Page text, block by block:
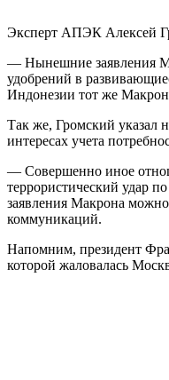
Эксперт АПЭК Алексей
— Нынешние заявления
удобрений в
Индонезии тот же Макрон
Так же, Громский указал
интересах учета
— Совершенно иное
террористический удар
заявления Макрона
коммуникаций.
Напомним, президент
которой жаловалась